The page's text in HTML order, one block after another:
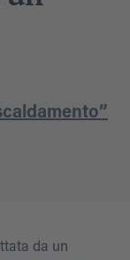
da un